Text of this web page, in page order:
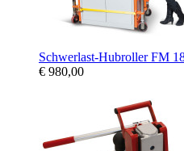
Schwerlast-Hubroller FM
€ 980,00